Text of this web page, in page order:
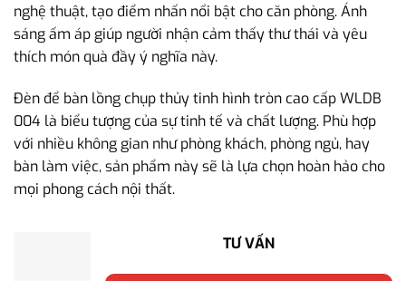
nghệ thuật, tạo điểm nhấn nổi bật cho căn phòng. Ánh
sáng ấm áp giúp người nhận cảm thấy thư thái và yêu
thích món quà đầy ý nghĩa này.
Đèn để bàn lồng chụp thủy tinh hình tròn cao cấp WLDB
004 là biểu tượng của sự tinh tế và chất lượng. Phù hợp
với nhiều không gian như phòng khách, phòng ngủ, hay
bàn làm việc, sản phẩm này sẽ là lựa chọn hoàn hảo cho
mọi phong cách nội thất.
TƯ VẤN